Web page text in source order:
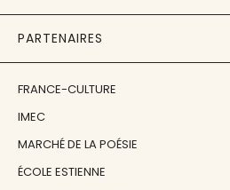
PARTENAIRES
FRANCE-CULTURE
IMEC
MARCHÉ DE LA POÉSIE
ÉCOLE ESTIENNE